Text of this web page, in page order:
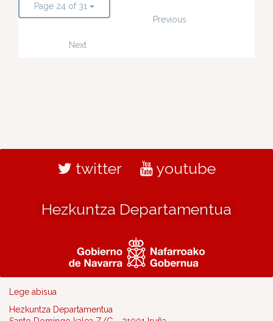
Page 24 of 31
Previous
Next
twitter youtube
Hezkuntza Departamentua
Lege abisua
Hezkuntza Departamentua